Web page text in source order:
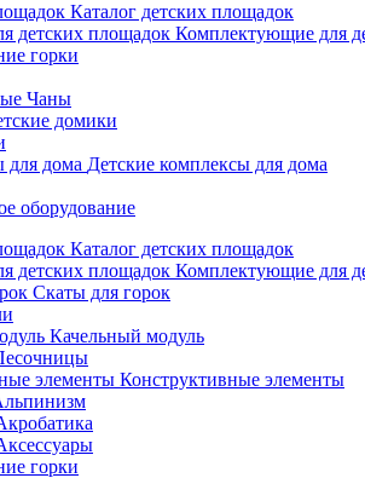
Каталог детских площадок
Комплектующие для
горки
Чаны
домики
Детские комплексы для дома
оборудование
Каталог детских площадок
Комплектующие для
Скаты для горок
Качельный модуль
Конструктивные элементы
горки